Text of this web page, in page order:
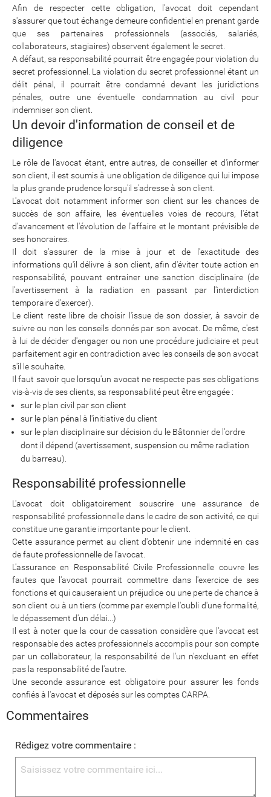
Afin de respecter cette obligation, l'avocat doit cependant
s'assurer que tout échange demeure confidentiel en prenant garde
que ses partenaires professionnels (associés, salariés,
collaborateurs, stagiaires) observent également le secret.
A défaut, sa responsabilité pourrait être engagée pour violation du
secret professionnel. La violation du secret professionnel étant un
délit pénal, il pourrait être condamné devant les juridictions
pénales, outre une éventuelle condamnation au civil pour
indemniser son client.
Un devoir d'information de conseil et de
diligence
Le rôle de l'avocat étant, entre autres, de conseiller et d'informer
son client, il est soumis à une obligation de diligence qui lui impose
la plus grande prudence lorsqu'il s'adresse à son client.
L'avocat doit notamment informer son client sur les chances de
succès de son affaire, les éventuelles voies de recours, l'état
d'avancement et l'évolution de l'affaire et le montant prévisible de
ses honoraires.
Il doit s'assurer de la mise à jour et de l'exactitude des
informations qu'il délivre à son client, afin d'éviter toute action en
responsabilité, pouvant entrainer une sanction disciplinaire (de
l'avertissement à la radiation en passant par l'interdiction
temporaire d'exercer).
Le client reste libre de choisir l'issue de son dossier, à savoir de
suivre ou non les conseils donnés par son avocat. De même, c'est
à lui de décider d'engager ou non une procédure judiciaire et peut
parfaitement agir en contradiction avec les conseils de son avocat
s'il le souhaite.
Il faut savoir que lorsqu'un avocat ne respecte pas ses obligations
vis-à-vis de ses clients, sa responsabilité peut être engagée :
sur le plan civil par son client
sur le plan pénal à l'initiative du client
sur le plan disciplinaire sur décision du le Bâtonnier de l'ordre
dont il dépend (avertissement, suspension ou même radiation
du barreau).
Responsabilité professionnelle
L'avocat doit obligatoirement souscrire une assurance de
responsabilité professionnelle dans le cadre de son activité, ce qui
constitue une garantie importante pour le client.
Cette assurance permet au client d'obtenir une indemnité en cas
de faute professionnelle de l'avocat.
L'assurance en Responsabilité Civile Professionnelle couvre les
fautes que l'avocat pourrait commettre dans l'exercice de ses
fonctions et qui causeraient un préjudice ou une perte de chance à
son client ou à un tiers (comme par exemple l'oubli d'une formalité,
le dépassement d'un délai...)
Il est à noter que la cour de cassation considère que l'avocat est
responsable des actes professionnels accomplis pour son compte
par un collaborateur, la responsabilité de l'un n'excluant en effet
pas la responsabilité de l'autre.
Une seconde assurance est obligatoire pour assurer les fonds
confiés à l'avocat et déposés sur les comptes CARPA.
Commentaires
Rédigez votre commentaire :